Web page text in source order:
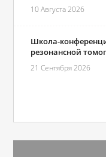
10 Августа 2026
Школа-
резонансной
21 Сентября 2026